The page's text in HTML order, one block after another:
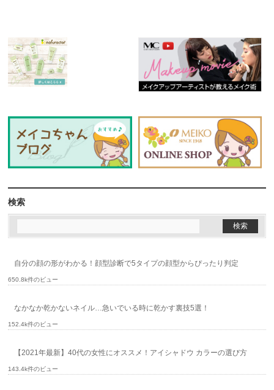
検索
自分の顔の形がわかる！顔型診断で5タイプの顔型からぴったり判定
650.8k件のビュー
なかなか乾かないネイル…急いでいる時に乾かす裏技5選！
152.4k件のビュー
【2021年最新】40代の女性にオススメ！アイシャドウ カラーの選び方
143.4k件のビュー